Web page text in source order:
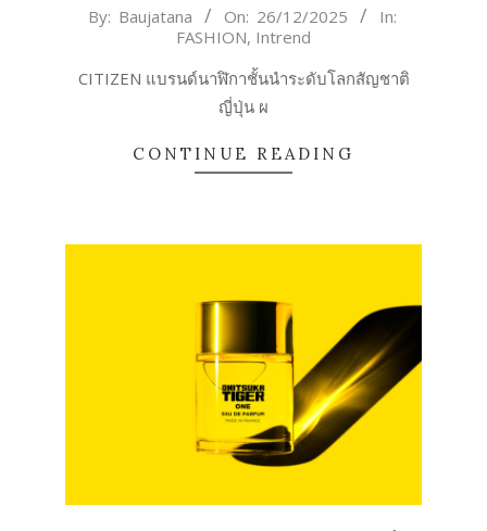
2025-
26
By: Baujatana On: 26/12/2025
In:
FASHION, Intrend
CITIZEN แบรนด์นาฬิกาชั้นนำระดับโลกสัญชาติ
ญี่ปุ่น ผ
CONTINUE READING